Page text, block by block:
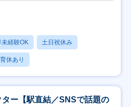
経験OK 土日祝休み
休あり
ー【駅直結／SNSで話題の